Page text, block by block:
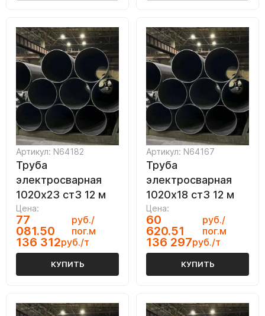
Артикул: N64182
Труба
электросварная
1020х23 ст3 12 м
Цена:
77
081.50
руб./
пог.м
136 312руб./т
КУПИТЬ
Артикул: N64167
Труба
электросварная
1020х18 ст3 12 м
Цена:
60
620.51
руб./
пог.м
136 297руб./т
КУПИТЬ